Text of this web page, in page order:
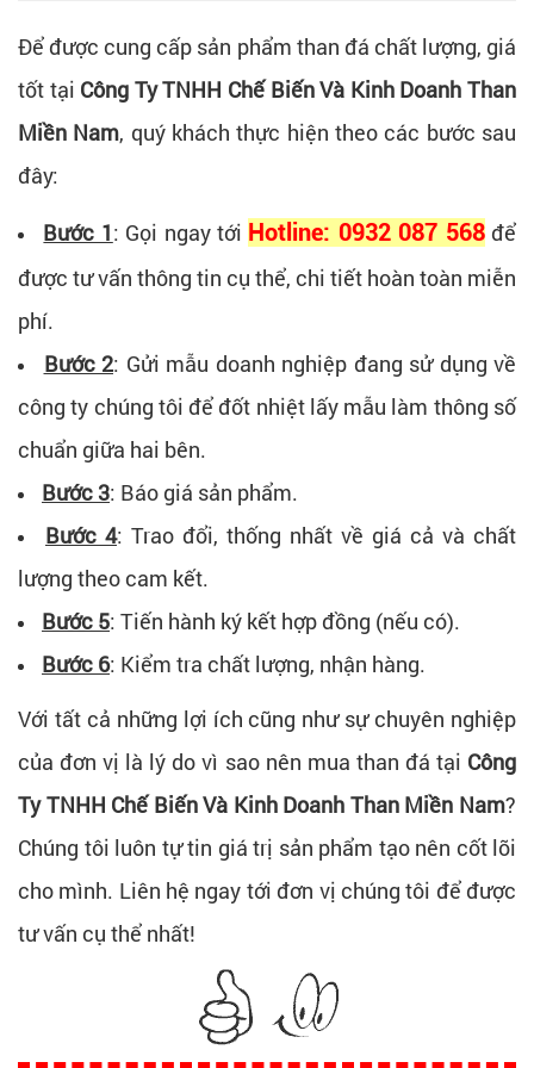
Để được cung cấp sản phẩm than đá chất lượng, giá
tốt tại Công Ty TNHH Chế Biến Và Kinh Doanh Than
Miền Nam, quý khách thực hiện theo các bước sau
đây:
Bước 1: Gọi ngay tới Hotline: 0932 087 568để
được tư vấn thông tin cụ thể, chi tiết hoàn toàn miễn
phí.
Bước 2: Gửi mẫu doanh nghiệp đang sử dụng về
công ty chúng tôi để đốt nhiệt lấy mẫu làm thông số
chuẩn giữa hai bên.
Bước 3: Báo giá sản phẩm.
Bước 4: Trao đổi, thống nhất về giá cả và chất
lượng theo cam kết.
Bước 5: Tiến hành ký kết hợp đồng (nếu có).
Bước 6: Kiểm tra chất lượng, nhận hàng.
Với tất cả những lợi ích cũng như sự chuyên nghiệp
của đơn vị là lý do vì sao nên mua than đá tại Công
Ty TNHH Chế Biến Và Kinh Doanh Than Miền Nam?
Chúng tôi luôn tự tin giá trị sản phẩm tạo nên cốt lõi
cho mình. Liên hệ ngay tới đơn vị chúng tôi để được
tư vấn cụ thể nhất!